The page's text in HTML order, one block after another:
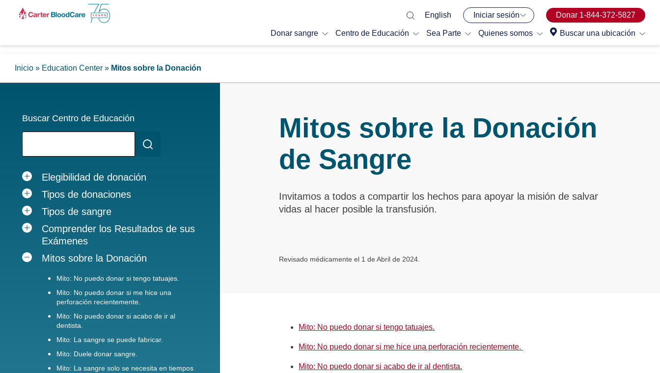
Donar sangre Centro de Educación Sea Parte Quienes somos Buscar una ubicación
English Iniciar sesión Donar 1-844-372-5827
Inicio » Education Center » Mitos sobre la Donación
Buscar Centro de Educación
Elegibilidad de donación
Tipos de donaciones
Tipos de sangre
Comprender los Resultados de sus
Exámenes
Mitos sobre la Donación
Mito: No puedo donar si tengo tatuajes.
Mito: No puedo donar si me hice una
perforación recientemente.
Mito: No puedo donar si acabo de ir al
dentista.
Mito: La sangre se puede fabricar.
Mito: Duele donar sangre.
Mito: La sangre solo se necesita en tiempos
Mitos sobre la Donación
de Sangre
Invitamos a todos a compartir los hechos para apoyar la misión de salvar
vidas al hacer posible la transfusión.
Revisado médicamente el 1 de Abril de 2024.
Mito: No puedo donar si tengo tatuajes.
Mito: No puedo donar si me hice una perforación recientemente.
Mito: No puedo donar si acabo de ir al dentista.